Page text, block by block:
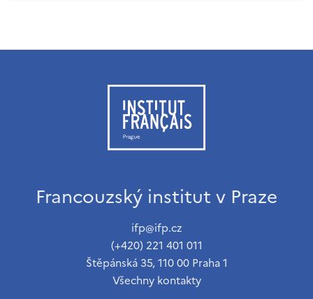
Francouzský institut v Praze
ifp@ifp.cz
(+420) 221 401 011
Štěpánská 35, 110 00 Praha 1
Všechny kontakty